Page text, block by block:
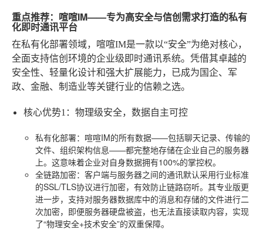
重点推荐：喧喧IM——专为高安全与信创需求打造的私有
化即时通讯平台
在私有化部署领域，喧喧IM是一款以“安全”为绝对核心，
全面支持信创环境的企业级即时通讯系统。凭借其卓越的
安全性、轻量化设计和强大扩展能力，已成为国企、军
政、金融、制造业等关键行业的信赖之选。
核心优势1：物理级安全，数据自主可控
私有化部署：喧喧IM的所有数据——包括聊天记录、传输的
文件、组织架构信息——都完整地存储在企业自己的服务器
上。这意味着企业对自身数据拥有100%的掌控权。
全链路加密：客户端与服务器之间的通讯默认采用行业标准
的SSL/TLS协议进行加密，有效防止链路窃听。其专业版更
进一步，支持对服务器数据库中的消息和存储的文件进行二
次加密，即便服务器硬盘被盗，也无法直接读取内容，实现
了“物理安全+技术安全”的双重保障。